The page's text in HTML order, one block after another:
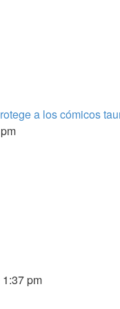
a los cómicos
pm